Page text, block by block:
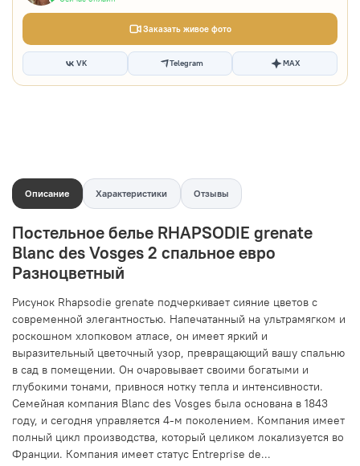
Заказать живое фото
VK Telegram MAX
Описание Характеристики Отзывы
Постельное белье RHAPSODIE grenate
Blanc des Vosges 2 спальное евро
Разноцветный
Рисунок Rhapsodie grenate подчеркивает сияние цветов с
современной элегантностью. Напечатанный на ультрамягком и
роскошном хлопковом атласе, он имеет яркий и
выразительный цветочный узор, превращающий вашу спальню
в сад в помещении. Он очаровывает своими богатыми и
глубокими тонами, привнося нотку тепла и интенсивности.
Семейная компания Blanc des Vosges была основана в 1843
году, и сегодня управляется 4-м поколением. Компания имеет
полный цикл производства, который целиком локализуется во
Франции. Компания имеет статус Entreprise de...